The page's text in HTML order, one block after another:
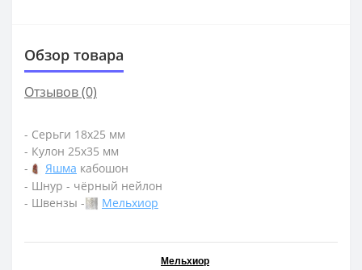
Обзор товара
Отзывов (0)
- Серьги 18х25 мм
- Кулон 25х35 мм
-
Яшма кабошон
- Шнур - чёрный нейлон
- Швензы -
Мельхиор
Мельхиор